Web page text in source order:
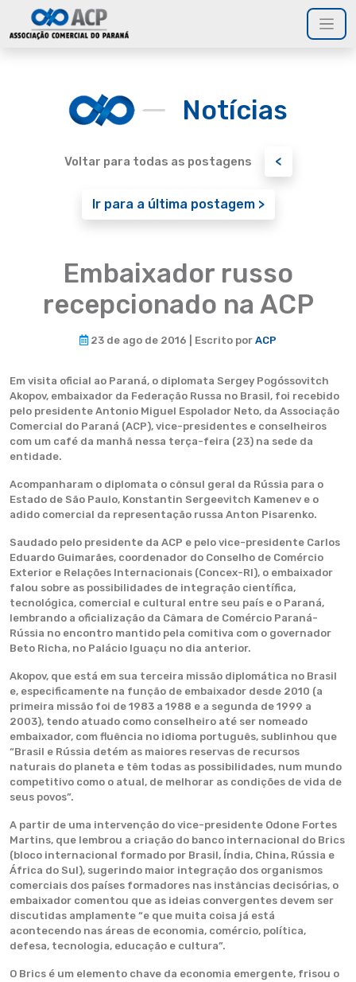
Notícias
Voltar para todas as postagens <
Ir para a última postagem >
Embaixador russo
recepcionado na ACP
23 de ago de 2016 | Escrito por ACP
Em visita oficial ao Paraná, o diplomata Sergey Pogóssovitch
Akopov, embaixador da Federação Russa no Brasil, foi recebido
pelo presidente Antonio Miguel Espolador Neto, da Associação
Comercial do Paraná (ACP), vice-presidentes e conselheiros
com um café da manhã nessa terça-feira (23) na sede da
entidade.
Acompanharam o diplomata o cônsul geral da Rússia para o
Estado de São Paulo, Konstantin Sergeevitch Kamenev e o
adido comercial da representação russa Anton Pisarenko.
Saudado pelo presidente da ACP e pelo vice-presidente Carlos
Eduardo Guimarães, coordenador do Conselho de Comércio
Exterior e Relações Internacionais (Concex-RI), o embaixador
falou sobre as possibilidades de integração científica,
tecnológica, comercial e cultural entre seu país e o Paraná,
lembrando a oficialização da Câmara de Comércio Paraná-
Rússia no encontro mantido pela comitiva com o governador
Beto Richa, no Palácio Iguaçu no dia anterior.
Akopov, que está em sua terceira missão diplomática no Brasil
e, especificamente na função de embaixador desde 2010 (a
primeira missão foi de 1983 a 1988 e a segunda de 1999 a
2003), tendo atuado como conselheiro até ser nomeado
embaixador, com fluência no idioma português, sublinhou que
“Brasil e Rússia detém as maiores reservas de recursos
naturais do planeta e têm todas as possibilidades, num mundo
competitivo como o atual, de melhorar as condições de vida de
seus povos”.
A partir de uma intervenção do vice-presidente Odone Fortes
Martins, que lembrou a criação do banco internacional do Brics
(bloco internacional formado por Brasil, Índia, China, Rússia e
África do Sul), sugerindo maior integração dos organismos
comerciais dos países formadores nas instâncias decisórias, o
embaixador comentou que as ideias convergentes devem ser
discutidas amplamente “e que muita coisa já está
acontecendo nas áreas de economia, comércio, política,
defesa, tecnologia, educação e cultura”.
O Brics é um elemento chave da economia emergente, frisou o